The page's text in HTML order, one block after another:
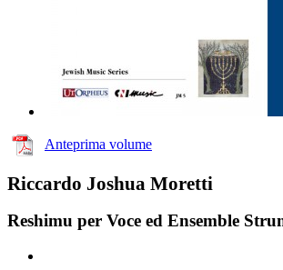
Anteprima volume
Riccardo Joshua Moretti
Reshimu per Voce ed Ensemble